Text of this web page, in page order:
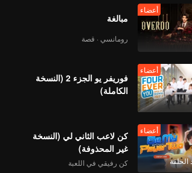
أعضاء
مبالغة
رومانسي · قصة
أعضاء
فوريفر يو الجزء 2 (النسخة
الكاملة)
أعضاء
كن لاعب الثاني لي (النسخة
غير المحذوفة)
كن رفيقي في اللعبة